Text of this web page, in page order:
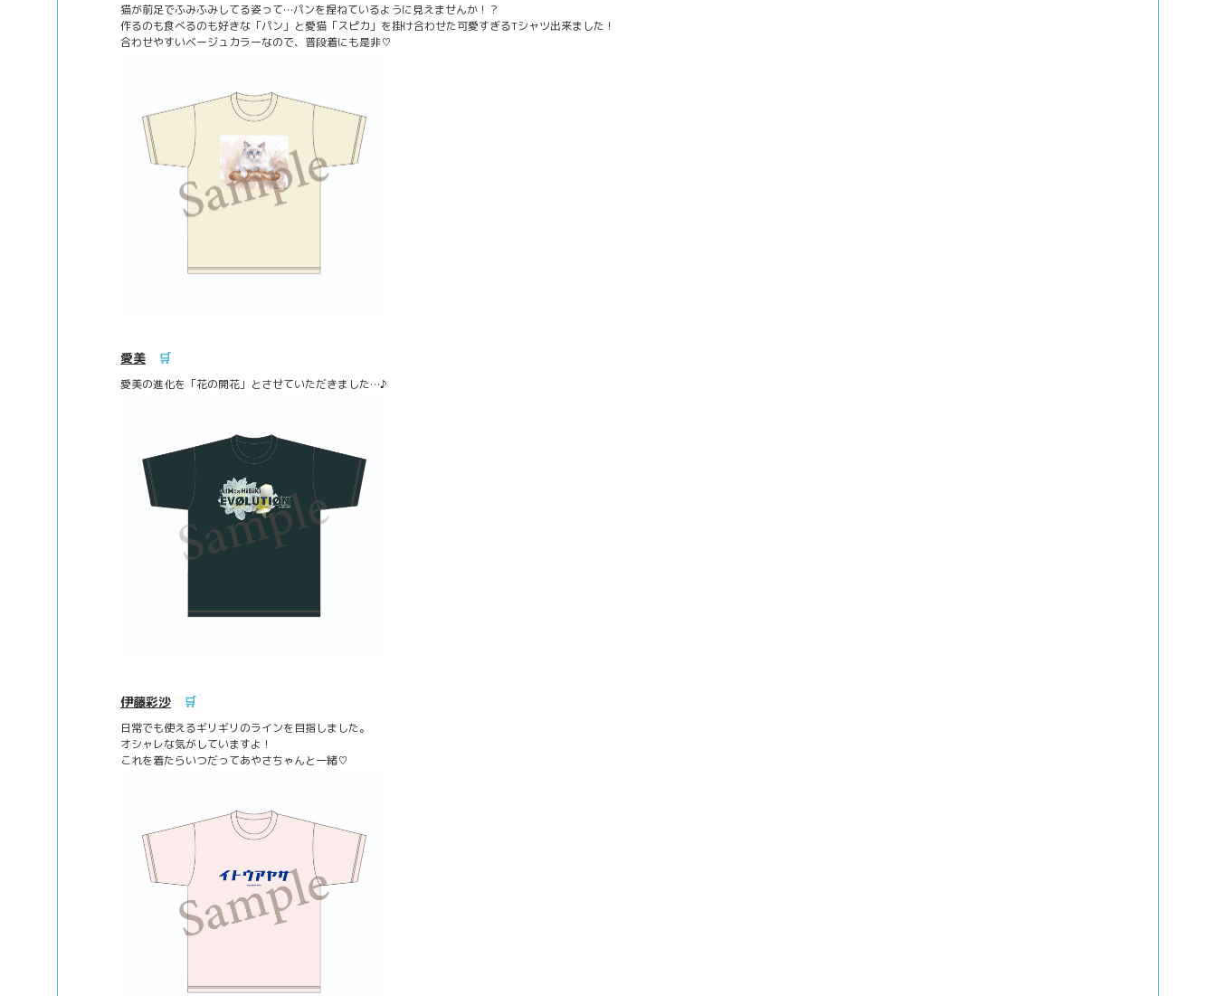
猫が前足でふみふみしてる姿って…パンを捏ねているように見えませんか！？
作るのも食べるのも好きな「パン」と愛猫「スピカ」を掛け合わせた可愛すぎるTシャツ出来ました！
合わせやすいベージュカラーなので、普段着にも是非♡
愛美 🛒
愛美の進化を「花の開花」とさせていただきました…♪
伊藤彩沙 🛒
日常でも使えるギリギリのラインを目指しました。
オシャレな気がしていますよ！
これを着たらいつだってあやさちゃんと一緒♡